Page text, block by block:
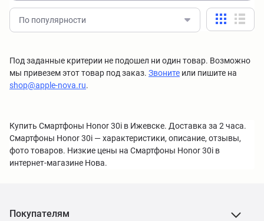
По популярности
Под заданные критерии не подошел ни один товар. Возможно
мы привезем этот товар под заказ. Звоните или пишите на
shop@apple-nova.ru.
Купить Смартфоны Honor 30i в Ижевске. Доставка за 2 часа.
Смартфоны Honor 30i — характеристики, описание, отзывы,
фото товаров. Низкие цены на Смартфоны Honor 30i в
интернет-магазине Нова.
Покупателям